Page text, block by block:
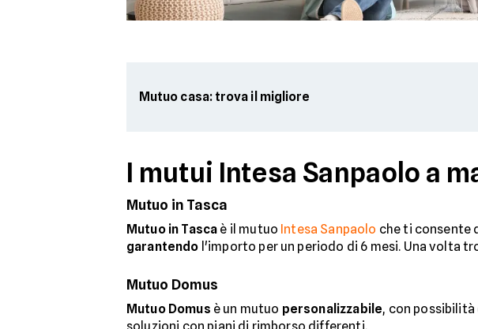
Mutuo casa: trova il migliore
I mutui Intesa Sanpaolo a
Mutuo in Tasca
Mutuo in Tasca è il mutuo Intesa Sanpaolo che ti consente
garantendo l'importo per un periodo di 6 mesi. Una volta
Mutuo Domus
Mutuo Domus è un mutuo personalizzabile, con